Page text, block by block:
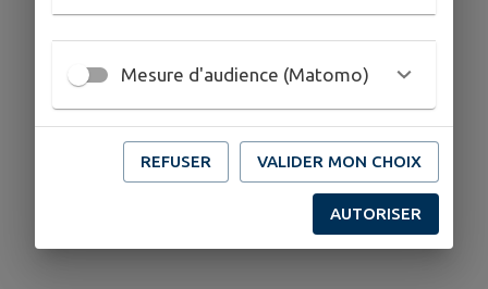
Mesure d'audience (Matomo)
REFUSER VALIDER MON CHOIX
AUTORISER